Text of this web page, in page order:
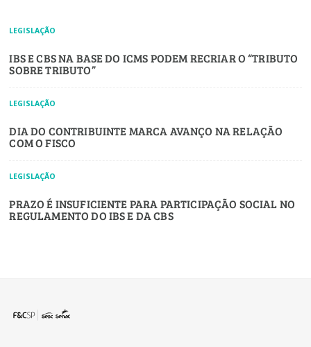
LEGISLAÇÃO
IBS E CBS NA BASE DO ICMS PODEM RECRIAR O “TRIBUTO
SOBRE TRIBUTO”
LEGISLAÇÃO
DIA DO CONTRIBUINTE MARCA AVANÇO NA RELAÇÃO
COM O FISCO
LEGISLAÇÃO
PRAZO É INSUFICIENTE PARA PARTICIPAÇÃO SOCIAL NO
REGULAMENTO DO IBS E DA CBS